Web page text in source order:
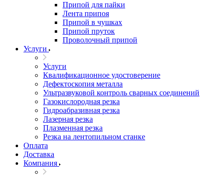
Припой для пайки
Лента припоя
Припой в чушках
Припой пруток
Проволочный припой
Услуги
Услуги
Квалификационное удостоверение
Дефектоскопия металла
Ультразвуковой контроль сварных соединений
Газокислородная резка
Гидроабразивная резка
Лазерная резка
Плазменная резка
Резка на лентопильном станке
Оплата
Доставка
Компания